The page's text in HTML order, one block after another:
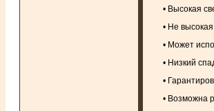
• Высокая
• Не
• Может
• Низкий
•
• Возможна